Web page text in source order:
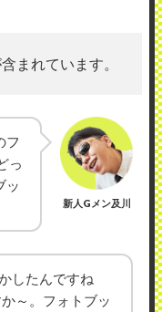
まれています。
フ
っ
ッ
新人Gメン及川
したんですね
～。フォトブッ